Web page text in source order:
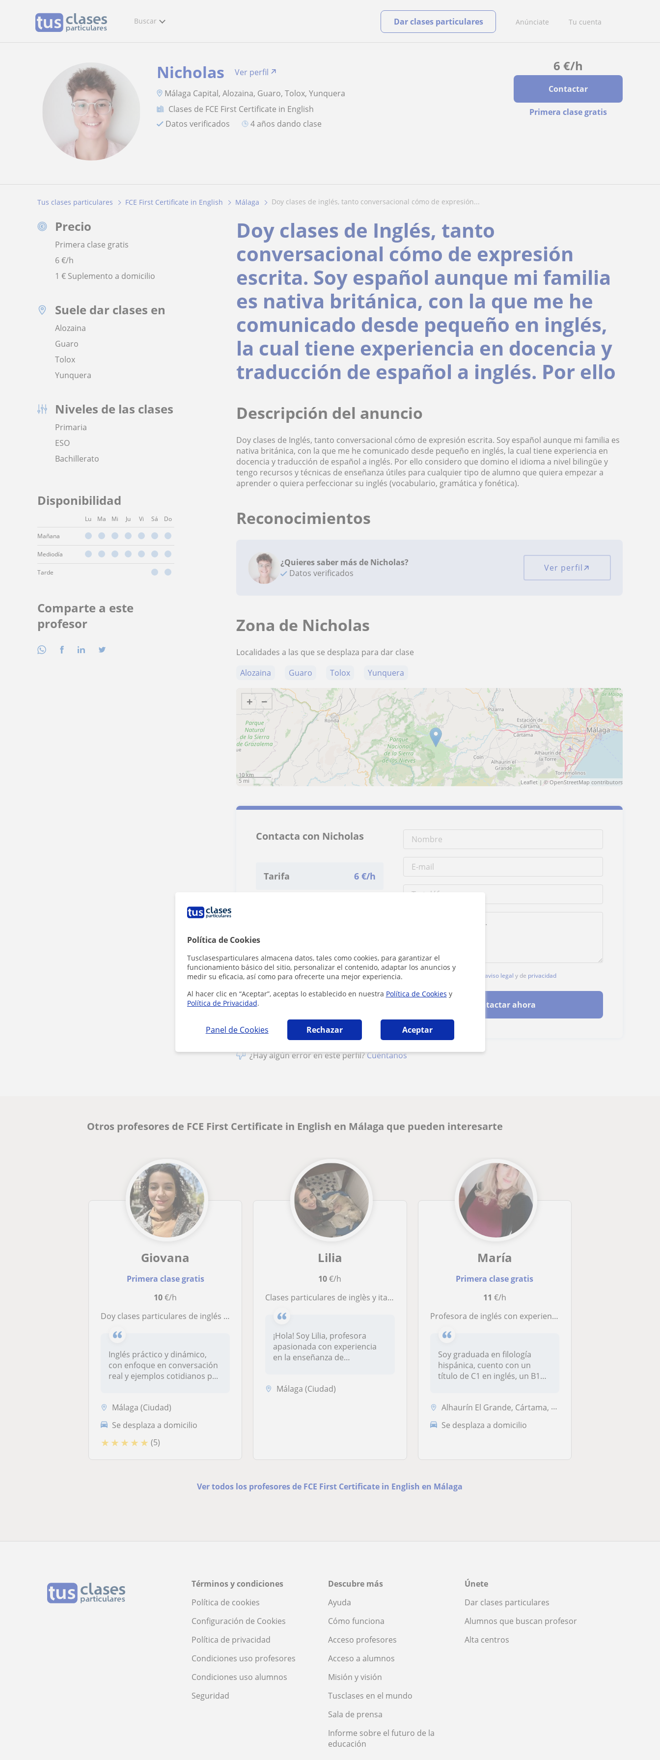
Política de Cookies
Tusclasesparticulares almacena datos, tales como cookies, para garantizar el
funcionamiento básico del sitio, personalizar el contenido, adaptar los anuncios y
medir su eficacia, así como para ofrecerte una mejor experiencia.
Al hacer clic en “Aceptar”, aceptas lo establecido en nuestra Política de Cookies y
Política de Privacidad.
Panel de Cookies Rechazar Aceptar
Buscar Anúnciate Tu cuenta
Dar clases particulares
6 €/h
Contactar
Primera clase gratis
Nicholas
Ver perfil
Málaga Capital, Alozaina, Guaro, Tolox, Yunquera
Clases de FCE First Certificate in English
Datos verificados
4 años dando clase
Tus clases particulares FCE First Certificate in English Málaga doy clases de inglés, tanto conversacional cómo de expresión...
Precio
Primera clase gratis
6€/h
1 € Suplemento a domicilio
Suele dar clases en
Alozaina
Guaro
Tolox
Yunquera
Niveles de las clases
Primaria
ESO
Bachillerato
Disponibilidad
Lu Ma Mi Ju Vi Sá Do
Mañana
Mediodía
Tarde
Comparte a este
profesor
Doy clases de Inglés, tanto
conversacional cómo de expresión
escrita. Soy español aunque mi familia
es nativa británica, con la que me he
comunicado desde pequeño en inglés,
la cual tiene experiencia en docencia y
traducción de español a inglés. Por ello
Descripción del anuncio
Doy clases de Inglés, tanto conversacional cómo de expresión escrita. Soy español aunque mi familia es
nativa británica, con la que me he comunicado desde pequeño en inglés, la cual tiene experiencia en
docencia y traducción de español a inglés. Por ello considero que domino el idioma a nivel bilingüe y
tengo recursos y técnicas de enseñanza útiles para cualquier tipo de alumno que quiera empezar a
aprender o quiera perfeccionar su inglés (vocabulario, gramática y fonética).
Reconocimientos
¿Quieres saber más de Nicholas?
Datos verificados
Ver perfil
Zona de Nicholas
Localidades a las que se desplaza para dar clase
Alozaina
Guaro Tolox Yunquera
+ −
10 km
5 mi
Leaflet| © OpenStreetMap contributors
Contacta con Nicholas
Tarifa 6 €/h
aviso legal y de privacidad
Contactar ahora
¿Hay algún error en este perfil?Cuéntanos
Otros profesores de FCE First Certificate in English en Málaga que pueden interesarte
Giovana
Primera clase gratis
10€/h
Doy clases particulares de inglés económicas a personas de todas las edades que quieran mejorar su inglés de una forma dinámica
Inglés práctico y dinámico,
con enfoque en conversación
real y ejemplos cotidianos p...
Málaga (Ciudad)
Se desplaza a domicilio
★ ★ ★ ★ ★ (5)
Lilia
10€/h
Clases particulares de inglès y italiano!
¡Hola! Soy Lilia, profesora
apasionada con experiencia
en la enseñanza de
Málaga (Ciudad)
María
Primera clase gratis
11 €/h
Profesora de inglés con experiencia en varias academias preparando las titulaciones de B1 y B2. Y clases de refuerzo de inglés para la ESO y Bach
Soy graduada en filología
hispánica, cuento con un
título de C1 en inglés, un B1
Alhaurín El Grande, Cártama, Coín, Alhaurín de la Torre
Se desplaza a domicilio
Ver todos los profesores de FCE First Certificate in English en Málaga
Términos y condiciones
Política de cookies
Configuración de Cookies
Política de privacidad
Condiciones uso profesores
Condiciones uso alumnos
Seguridad
Descubre más
Ayuda
Cómo funciona
Acceso profesores
Acceso a alumnos
Misión y visión
Tusclases en el mundo
Sala de prensa
Informe sobre el futuro de la
educación
Únete
Dar clases particulares
Alumnos que buscan profesor
Alta centros